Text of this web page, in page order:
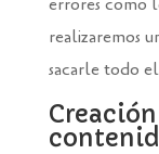
realizaremos
sacarle todo